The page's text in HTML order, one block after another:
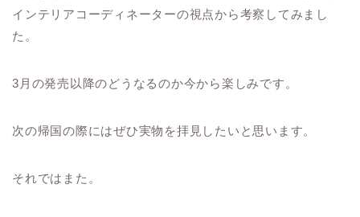
インテリアコーディネーターの視点から考察してみまし
た。
3月の発売以降のどうなるのか今から楽しみです。
次の帰国の際にはぜひ実物を拝見したいと思います。
それではまた。